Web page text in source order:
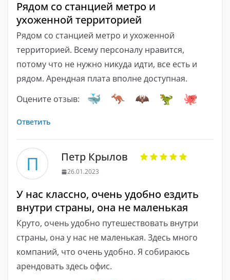
Рядом со станцией метро и
ухоженной территорией
Рядом со станцией метро и ухоженной
территорией. Всему персоналу нравится,
потому что не нужно никуда идти, все есть и
рядом. Арендная плата вполне доступная.
Оцените отзыв:
Ответить
П Петр Крылов
26.01.2023
У нас классно, очень удобно ездить
внутри страны, она не маленькая
Круто, очень удобно путешествовать внутри
страны, она у нас не маленькая. Здесь много
компаний, что очень удобно. Я собираюсь
арендовать здесь офис.